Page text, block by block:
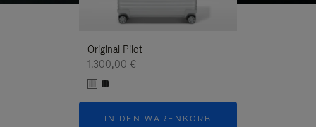
Original Pilot
1.300,00 €
IN DEN WARENKORB